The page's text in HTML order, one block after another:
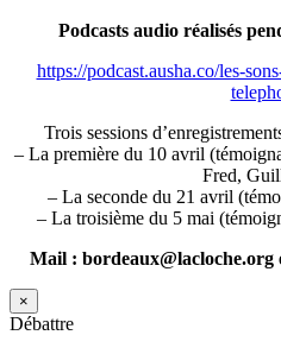
Podcasts audio réalisés
https://podcast.ausha.co/les-
Trois sessions
– La première du 10 avril
Fred,
– La seconde du 21 avril
– La troisième du 5 mai
Mail : bordeaux@lacloche.org
×
Débattre